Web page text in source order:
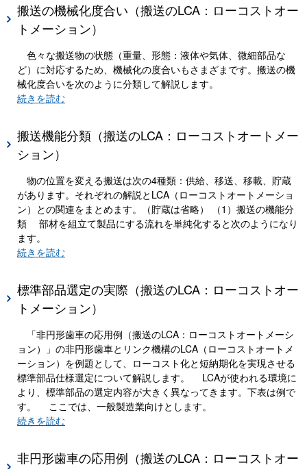
搬送の機械化度合い（搬送のLCA：ローコストオー
トメーション）
色々な搬送物の状態（重量、形態：液体や気体、微細部品な
ど）に対応するため、機械化の度合いもさまざまです。搬送の機
械化度合いを次のように分類して解説します。
続きを読む
搬送機能分類（搬送のLCA：ローコストオートメー
ション）
物の位置を変える搬送は次の4種類：供給、移送、移載、貯蔵
があります。それぞれの解説とLCA（ローコストオートメーショ
ン）との関連をまとめます。（貯蔵は省略） （1）搬送の機能分
類 部材を組立て製品にする流れを単純化すると次のようになり
ます。
続きを読む
標準部品選定の実際（搬送のLCA：ローコストオー
トメーション）
「非円形歯車の応用例（搬送のLCA：ローコストオートメーシ
ョン）」の非円形歯車とリンク機構のLCA（ローコストオートメ
ーション）を例題として、ローコスト化と短納期化を実現させる
標準部品仕様選定について解説します。 LCAが使われる環境に
より、標準部品の選定内容が大きく異なってきます。下表は例で
す。 ここでは、一般製造業向けとします。
続きを読む
非円形歯車の応用例（搬送のLCA：ローコストオー